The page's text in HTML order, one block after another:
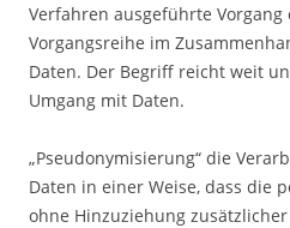
Verfahren ausgeführte Vorgang
Vorgangsreihe im
Daten. Der Begriff reicht weit
Umgang mit Daten.
„Pseudonymisierung“ die
Daten in einer Weise, dass die
ohne Hinzuziehung